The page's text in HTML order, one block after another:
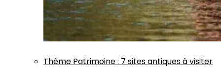
Thème Patrimoine: 7 sites antiques à visiter